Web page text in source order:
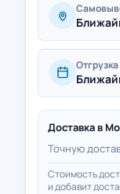
Доставка в
Точную
Стоимость
и добавит